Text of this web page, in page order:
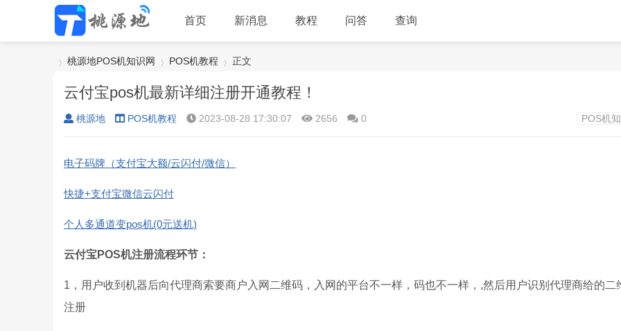
首页 新消息 教程 问答 查询
桃源地POS机知识网
›
POS机教程
›
正文
云付宝pos机最新详细注册开通教程！
桃源地 POS机教程 2023-08-28 17:30:07 2656 0 POS机
电子码牌（支付宝大额/云闪付/微信）
快捷+支付宝微信云闪付
个人多通道变pos机(0元送机)
云付宝POS机注册流程环节：
1，用户收到机器后向代理商索要商户入网二维码，入网的平台不一样，码也不一样，,然后用户识别代理商给的二
注册